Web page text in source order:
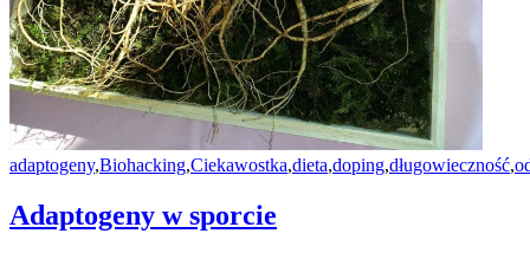
adaptogeny,Biohacking,Ciekawostka,dieta,doping,długowieczność,
Adaptogeny w sporcie